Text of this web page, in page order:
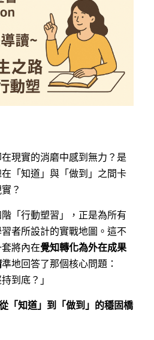
現實的消磨中感到無力？是
「知道」與「做到」之間卡
？
階「行動塑習」，正是為所有
者所設計的實戰地圖。這不
將內在覺知轉化為外在成果
準地回答了那個核心問題：
到底？」
「知道」到「做到」的穩固橋